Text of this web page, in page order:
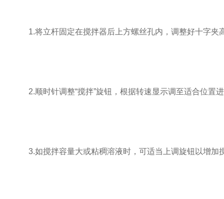
1.将立杆固定在搅拌器后上方螺丝孔内，调整好十字夹
2.顺时针调整“搅拌”旋钮，根据转速显示调至适合位置
3.如搅拌容量大或粘稠溶液时，可适当上调旋钮以增加